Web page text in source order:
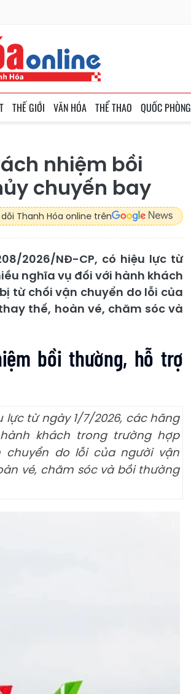
THẾ GIỚI VĂN HÓA THỂ THAO QUỐC PHÒNG
nhiệm bồi
chuyến bay
Thanh Hóa online trên
2026/NĐ-CP, có hiệu lực từ
nghĩa vụ đối với hành khách
từ chối vận chuyển do lỗi của
thế, hoàn vé, chăm sóc và
bồi thường, hỗ trợ
lực từ ngày 1/7/2026, các hãng
khách trong trường hợp
do lỗi của người vận
vé, chăm sóc và bồi thường